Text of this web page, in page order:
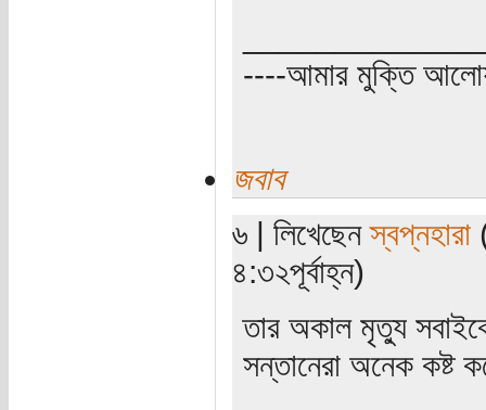
----আমার মুক্তি
জবাব
৬ | লিখেছেনস্বপ্নহারা
৪:৩২পূর্বাহ্ন)
তার অকাল মৃত্যু
সন্তানেরা অনেক কষ্ট